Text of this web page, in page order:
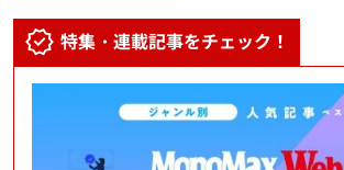
特集・連載記事をチェック！